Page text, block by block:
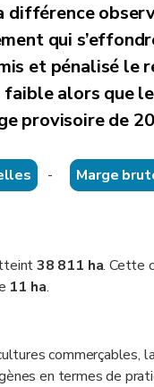
qui
et pénalisé le
alors que
provisoire de
- Marge
38 811 ha. Cette
11 ha.
commerçables,
en termes de